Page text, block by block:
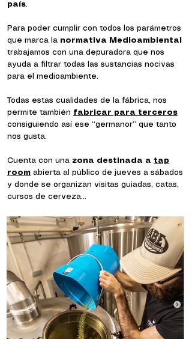
país.
Para poder cumplir con todos los parámetros
que marca la normativa Medioambiental
trabajamos con una depuradora que nos
ayuda a filtrar todas las sustancias nocivas
para el medioambiente.
Todas estas cualidades de la fábrica, nos
permite también fabricar para terceros
consiguiendo así ese “germanor” que tanto
nos gusta.
Cuenta con una zona destinada a tap
room abierta al público de jueves a sábados
y donde se organizan visitas guiadas, catas,
cursos de cerveza…